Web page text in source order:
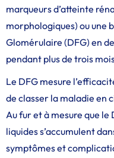
marqueurs d’atteinte
morphologiques) ou une
Glomérulaire (DFG) en
pendant plus de trois
Le DFG mesure
de classer la maladie en
Au fur et à mesure que le
liquides s’accumulent
symptômes et